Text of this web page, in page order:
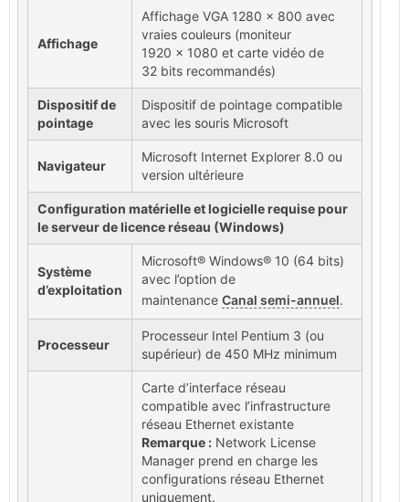
Affichage
Affichage VGA 1280 x 800 avec
vraies couleurs (moniteur
1920 x 1080 et carte vidéo de
32 bits recommandés)
Dispositif de
pointage
Dispositif de pointage compatible
avec les souris Microsoft
Navigateur
Microsoft Internet Explorer 8.0 ou
version ultérieure
Configuration matérielle et logicielle requise pour
le serveur de licence réseau (Windows)
Système
d’exploitation
Microsoft® Windows® 10 (64 bits)
avec l’option de
maintenance Canal semi-annuel.
Processeur
Processeur Intel Pentium 3 (ou
supérieur) de 450 MHz minimum
Carte d’interface réseau
compatible avec l’infrastructure
réseau Ethernet existante
Remarque :Network License
Manager prend en charge les
configurations réseau Ethernet
uniquement.